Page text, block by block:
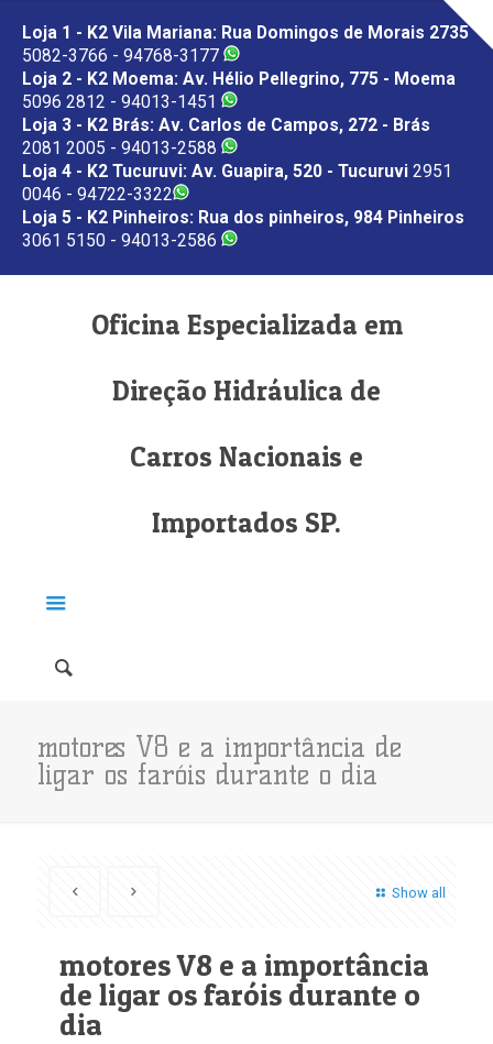
Loja 1 - K2 Vila Mariana: Rua Domingos de Morais 2735
5082-3766 - 94768-3177
Loja 2 - K2 Moema: Av. Hélio Pellegrino, 775 - Moema
5096 2812 - 94013-1451
Loja 3 - K2 Brás: Av. Carlos de Campos, 272 - Brás
2081 2005 - 94013-2588
Loja 4 - K2 Tucuruvi: Av. Guapira, 520 - Tucuruvi 2951
0046 - 94722-3322
Loja 5 - K2 Pinheiros: Rua dos pinheiros, 984 Pinheiros
3061 5150 - 94013-2586
Oficina Especializada em
Direção Hidráulica de
Carros Nacionais e
Importados SP.
motores V8 e a importância de
ligar os faróis durante o dia
Show all
motores V8 e a importância
de ligar os faróis durante o
dia